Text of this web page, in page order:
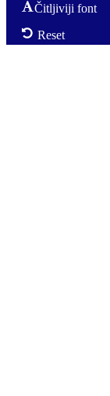
Čitljiviji font
Reset